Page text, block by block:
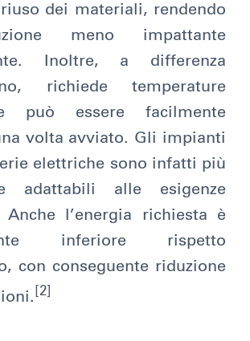
dei materiali, rendendo
meno impattante
Inoltre, a differenza
richiede temperature
può essere facilmente
volta avviato. Gli impianti
elettriche sono infatti più
adattabili alle esigenze
Anche l’energia richiesta è
inferiore rispetto
con conseguente riduzione
[2]